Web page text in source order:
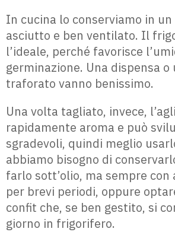
In cucina lo conserviamo in
asciutto e ben ventilato. Il
l’ideale, perché favorisce
germinazione. Una dispensa
traforato vanno benissimo.
Una volta tagliato, invece,
rapidamente aroma e può
sgradevoli, quindi meglio
abbiamo bisogno di
farlo sott’olio, ma sempre con
per brevi periodi, oppure
confit che, se ben gestito, si
giorno in frigorifero.